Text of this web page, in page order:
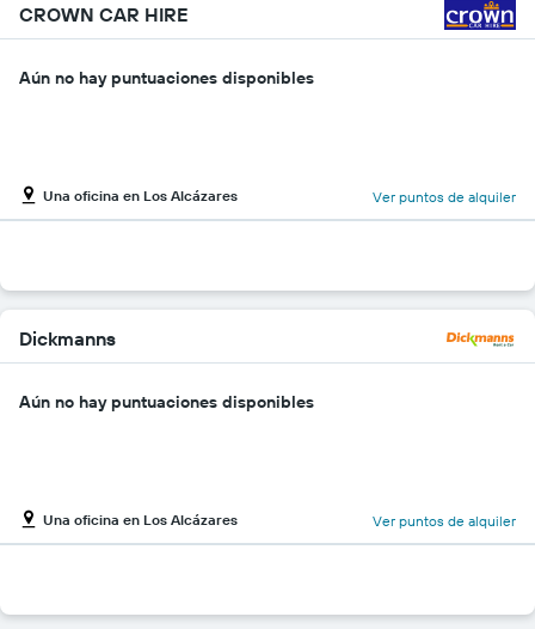
CROWN CAR HIRE
Aún no hay puntuaciones disponibles
Una oficina en Los Alcázares Ver puntos de alquiler
Dickmanns
Aún no hay puntuaciones disponibles
Una oficina en Los Alcázares Ver puntos de alquiler